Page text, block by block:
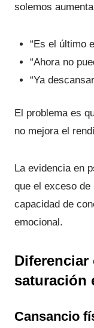
solemos
“Es el último
“Ahora no
“Ya
El problema es
no mejora el
La evidencia en
que el exceso
capacidad de
emocional.
saturación
Cansancio